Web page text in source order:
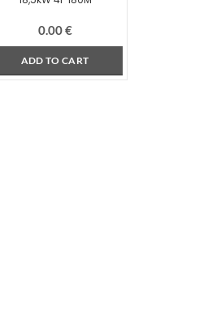
0.00€
ADD TO CART